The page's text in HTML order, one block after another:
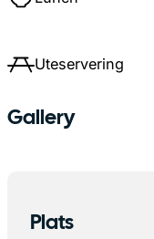
Uteservering
Gallery
Plats